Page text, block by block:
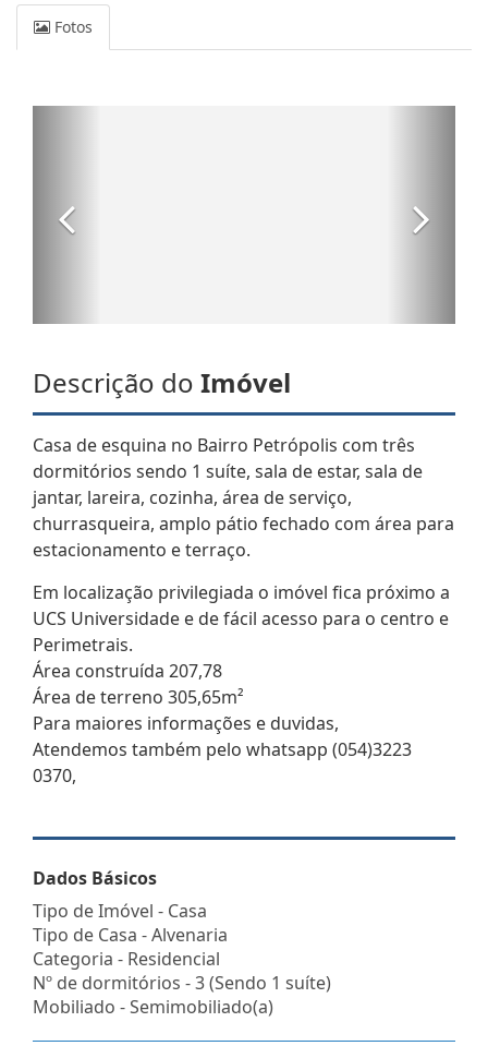
Fotos
Descrição do Imóvel
Casa de esquina no Bairro Petrópolis com três
dormitórios sendo 1 suíte, sala de estar, sala de
jantar, lareira, cozinha, área de serviço,
churrasqueira, amplo pátio fechado com área para
estacionamento e terraço.
Em localização privilegiada o imóvel fica próximo a
UCS Universidade e de fácil acesso para o centro e
Perimetrais.
Área construída 207,78
Área de terreno 305,65m²
Para maiores informações e duvidas,
Atendemos também pelo whatsapp (054)3223
0370,
Dados Básicos
Tipo de Imóvel - Casa
Tipo de Casa - Alvenaria
Categoria - Residencial
Nº de dormitórios - 3 (Sendo 1 suíte)
Mobiliado - Semimobiliado(a)